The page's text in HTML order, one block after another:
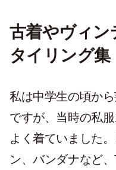
古着やヴィン
タイリング集
私は中学生の頃か
ですが、当時の私
よく着ていました
ン、バンダナなど